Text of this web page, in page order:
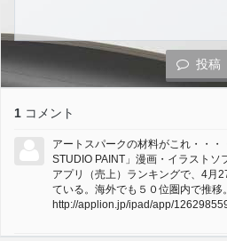
投稿
1 コメント
アートスパークの材料がこれ・・
STUDIO PAINT」漫画・イラスト
アプリ（売上）ランキングで、4月
ている。海外でも５０位圏内で推移。
http://applion.jp/ipad/app/